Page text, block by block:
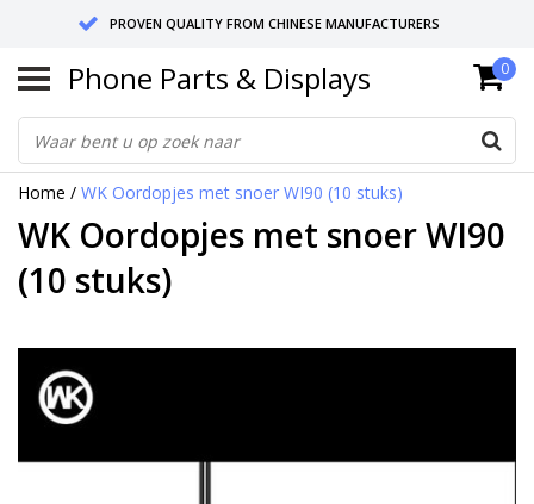
PROVEN QUALITY FROM CHINESE MANUFACTURERS
SEND RETURNS TO GERMANY OR NETHERLANDS
10 DAY SHIPPING
Phone Parts & Displays 0
Home / WK Oordopjes met snoer WI90 (10 stuks)
WK Oordopjes met snoer WI90
(10 stuks)